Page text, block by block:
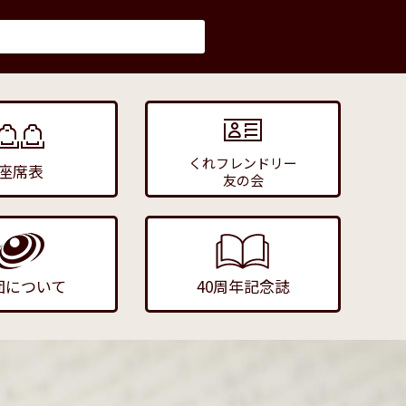
席表
くれフレンドリー
友の会
について 40周年記念誌